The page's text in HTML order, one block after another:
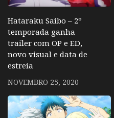
Hataraku Saibo – 2º
temporada ganha
trailer com OP e ED,
novo visual e data de
estreia
NOVEMBRO 25, 2020